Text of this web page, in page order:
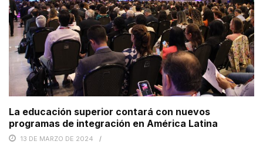
La educación superior contará con nuevos
programas de integración en América Latina
13 DE MARZO DE 2024